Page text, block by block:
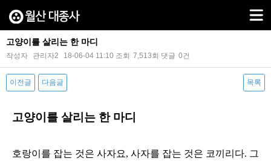
고양이를 살리는 한 마디
작성자 관리자2 18-06-04 11:10 조회 7,513회 댓글 0건
이전글 다음글 목록
고양이를 살리는 한 마디
호랑이를 잡는 것은 사자요, 사자를 잡는 것은 코끼리다. 그